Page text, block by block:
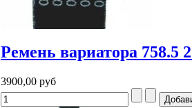
Ремень вариатора 758.5
3900,00 руб